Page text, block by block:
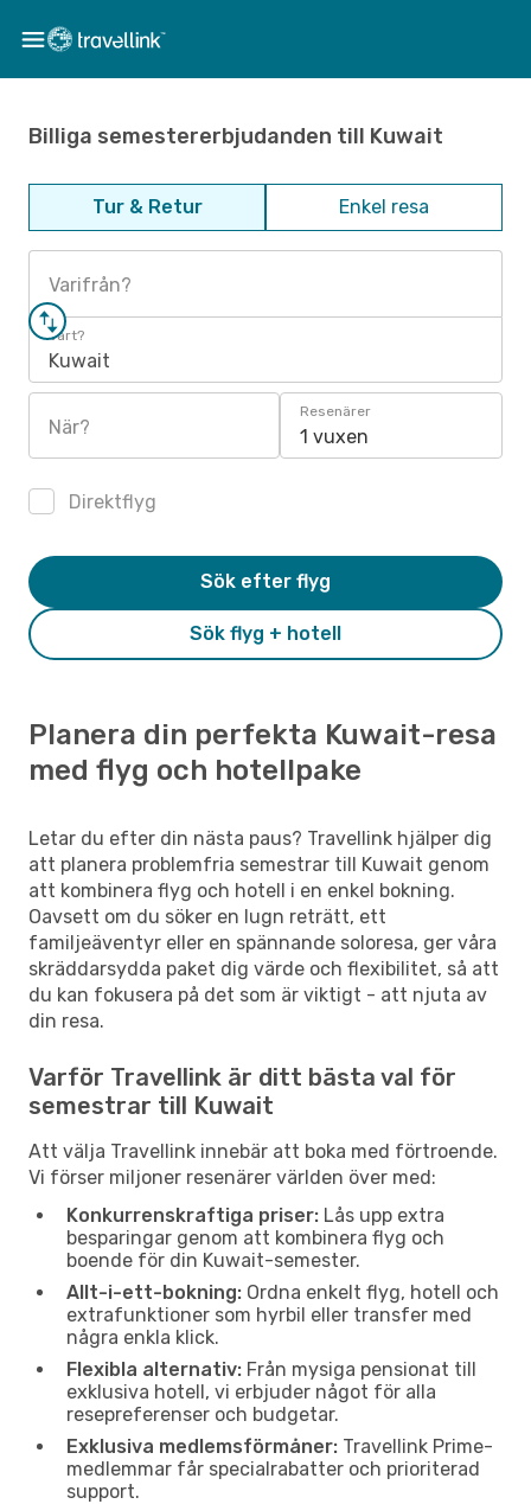
Billiga semestererbjudanden till Kuwait
Tur & Retur Enkel resa
Varifrån?
Vart?
Kuwait
När?
Resenärer
1 vuxen
Direktflyg
Sök flyg + hotell
Sök efter flyg
Planera din perfekta Kuwait-resa
med flyg och hotellpake
Letar du efter din nästa paus? Travellink hjälper dig
att planera problemfria semestrar till Kuwait genom
att kombinera flyg och hotell i en enkel bokning.
Oavsett om du söker en lugn reträtt, ett
familjeäventyr eller en spännande soloresa, ger våra
skräddarsydda paket dig värde och flexibilitet, så att
du kan fokusera på det som är viktigt - att njuta av
din resa.
Varför Travellink är ditt bästa val för
semestrar till Kuwait
Att välja Travellink innebär att boka med förtroende.
Vi förser miljoner resenärer världen över med:
Konkurrenskraftiga priser: Lås upp extra
besparingar genom att kombinera flyg och
boende för din Kuwait-semester.
Allt-i-ett-bokning: Ordna enkelt flyg, hotell och
extrafunktioner som hyrbil eller transfer med
några enkla klick.
Flexibla alternativ: Från mysiga pensionat till
exklusiva hotell, vi erbjuder något för alla
resepreferenser och budgetar.
Exklusiva medlemsförmåner: Travellink Prime-
medlemmar får specialrabatter och prioriterad
support.